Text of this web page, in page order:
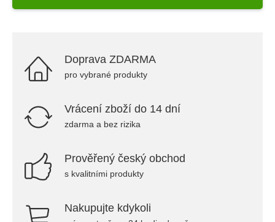
Doprava ZDARMA
pro vybrané produkty
Vrácení zboží do 14 dní
zdarma a bez rizika
Prověřený český obchod
s kvalitními produkty
Nakupujte kdykoli